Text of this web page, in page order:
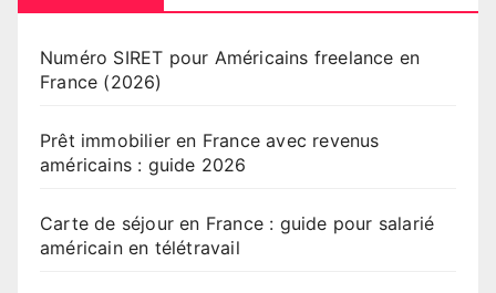
Numéro SIRET pour Américains freelance en
France (2026)
Prêt immobilier en France avec revenus
américains : guide 2026
Carte de séjour en France : guide pour salarié
américain en télétravail